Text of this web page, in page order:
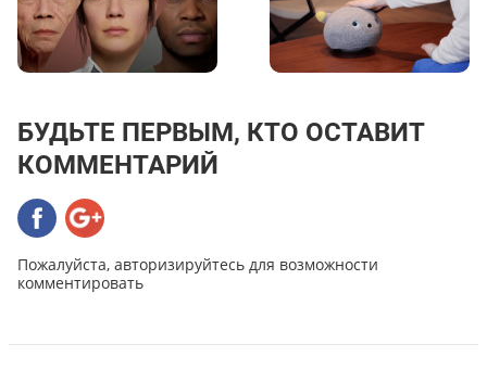
БУДЬТЕ ПЕРВЫМ, КТО ОСТАВИТ
КОММЕНТАРИЙ
Пожалуйста, авторизируйтесь для возможности
комментировать